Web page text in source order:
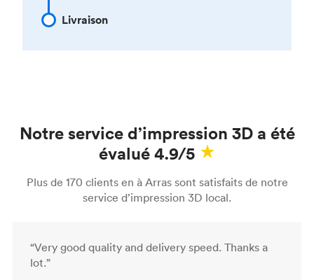
Livraison
Notre service d’impression 3D a été
évalué 4.9/5
Plus de 170 clients en à Arras sont satisfaits de notre
service d’impression 3D local.
“Very good quality and delivery speed. Thanks a
lot.”